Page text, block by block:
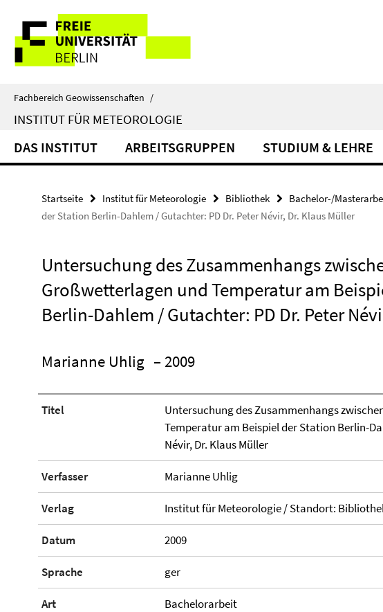
direkt
Inhalt
Service-
Navigation
Fachbereich Geowissenschaften /
INSTITUT FÜR METEOROLOGIE
DAS INSTITUT ARBEITSGRUPPEN STUDIUM & LEHRE
Startseite Institut für Meteorologie Bibliothek Bachelor-/
der Station Berlin-Dahlem / Gutachter: PD Dr. Peter Névir, Dr. Klaus Müller
Untersuchung des Zusammenhangs
Großwetterlagen und Temperatur am
Berlin-Dahlem / Gutachter: PD Dr. Peter
Marianne Uhlig – 2009
Titel
Untersuchung des Zusammenhangs
Temperatur am Beispiel der Station Berlin-
Névir, Dr. Klaus Müller
Verfasser Marianne Uhlig
Verlag Institut für Meteorologie / Standort:
Datum 2009
Sprache ger
Art Bachelorarbeit